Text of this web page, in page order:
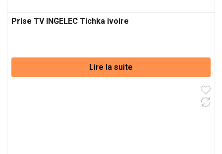
Prise TV INGELEC Tichka ivoire
Lire la suite